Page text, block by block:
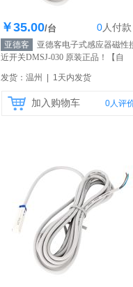
库存100个
￥35.00/台 0人付款
亚德客
亚德客电子式感应器磁性
近开关DMSJ-030 原装正品！
【自
发货：温州 | 1天内发货
加入购物车 0人评